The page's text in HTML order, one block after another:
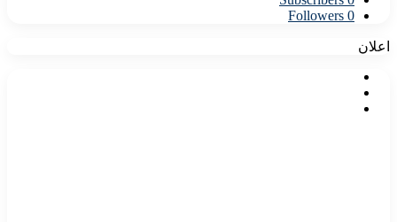
0
Followers
اعلان